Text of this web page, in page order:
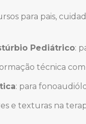
para pais,
Pediátrico:
técnica
: para
e texturas na